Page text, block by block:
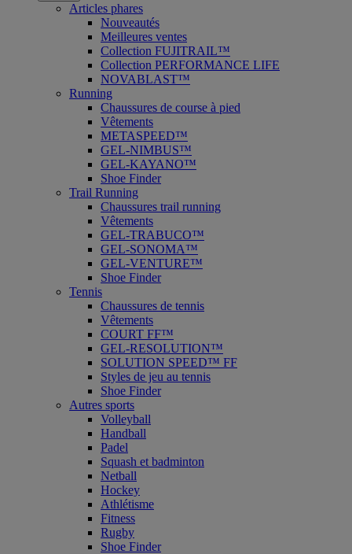
Articles phares
Nouveautés
Meilleures ventes
Collection FUJITRAIL™
Collection PERFORMANCE LIFE
NOVABLAST™
Running
Chaussures de course à pied
Vêtements
METASPEED™
GEL-NIMBUS™
GEL-KAYANO™
Shoe Finder
Trail Running
Chaussures trail running
Vêtements
GEL-TRABUCO™
GEL-SONOMA™
GEL-VENTURE™
Shoe Finder
Tennis
Chaussures de tennis
Vêtements
COURT FF™
GEL-RESOLUTION™
SOLUTION SPEED™ FF
Styles de jeu au tennis
Shoe Finder
Autres sports
Volleyball
Handball
Padel
Squash et badminton
Netball
Hockey
Athlétisme
Fitness
Rugby
Shoe Finder